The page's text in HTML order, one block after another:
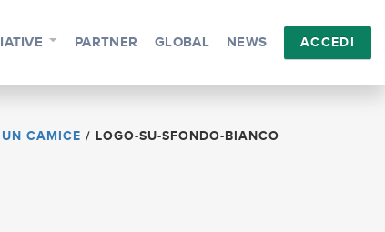
PARTNER GLOBAL NEWS ACCEDI
CAMICE / LOGO-SU-SFONDO-BIANCO